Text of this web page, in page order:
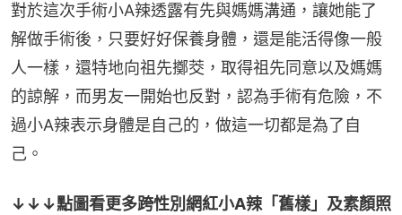
對於這次手術小A辣透露有先與媽媽溝通，讓她能了
解做手術後，只要好好保養身體，還是能活得像一般
人一樣，還特地向祖先擲茭，取得祖先同意以及媽媽
的諒解，而男友一開始也反對，認為手術有危險，不
過小A辣表示身體是自己的，做這一切都是為了自
己。
↓↓↓點圖看更多跨性別網紅小A辣「舊樣」及素顏照